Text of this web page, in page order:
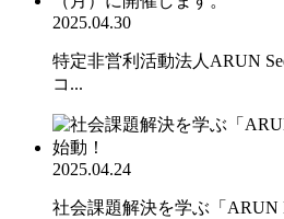
2025.04.30
特定非営利活動法人ARUN
コ...
2025.04.24
社会課題解決を学ぶ「ARUN